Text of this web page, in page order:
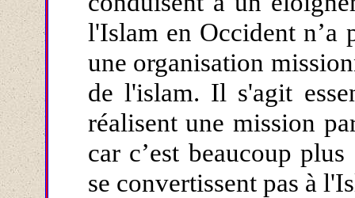
l'Islam en Occident n’a
une organisation
de l'islam. Il s'agit
réalisent une mission
car c’est beaucoup
se convertissent pas à